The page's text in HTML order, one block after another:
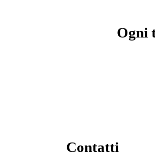
Ogni
Contatti